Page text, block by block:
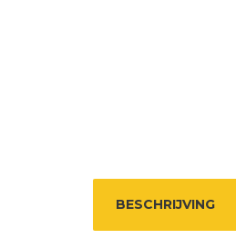
BESCHRIJVING